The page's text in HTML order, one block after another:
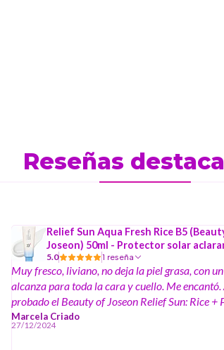
Reseñas
Relief Sun Aqua Fresh Rice B5
Joseon) 50ml - Protector solar
5.0 1 reseña
Muy fresco, liviano, no deja la piel grasa, con
alcanza para toda la cara y cuello. Me encantó.
probado el Beauty of Joseon Relief Sun: Rice +
SPF50+ PA++++ y son muy similares. Ambos
protegen muy bien.
Marcela Criado
27/12/2024